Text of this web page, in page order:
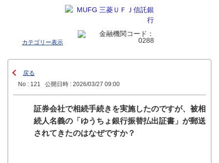
カテゴリー表示
戻る
No : 121
公開日時 : 2026/03/27 09:00
証券会社で相続手続きを実施したのですが、被相
続人名義の「ゆうちょ銀行振替払出証書」が郵送
されてきたのはなぜですか？